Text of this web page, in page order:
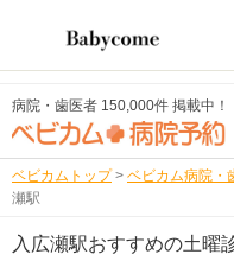
病院・歯医者 150,000件 掲載中！
ベビカムトップ > ベビカム病院・
瀬駅
入広瀬駅おすすめの土曜